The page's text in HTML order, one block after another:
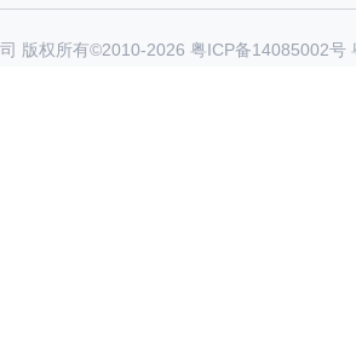
版权所有©2010-2026 粤ICP备14085002号